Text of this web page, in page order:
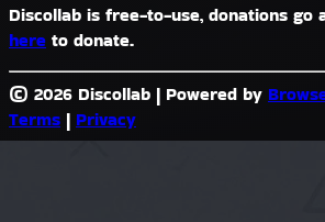
Discollab is free-to-use, donations go
here to donate.
© 2026 Discollab | Powered by
Terms | Privacy